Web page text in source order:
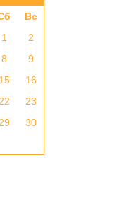
Вс
1
2
8
9
15
16
22
23
29
30